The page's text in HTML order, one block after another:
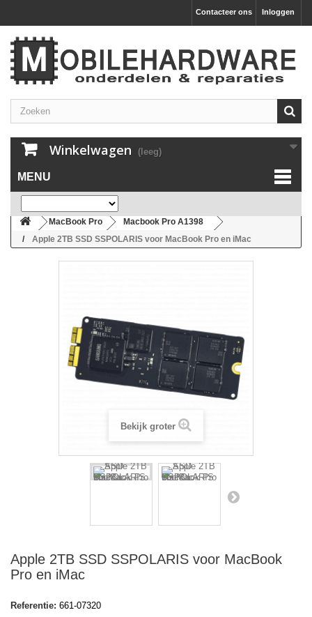
Inloggen
Contacteer ons
Winkelwagen (leeg)
MENU
MacBook Pro
Macbook Pro A1398
Apple 2TB SSD SSPOLARIS voor MacBook Pro en iMac
Bekijk groter
Apple 2TB SSD SSPOLARIS voor MacBook
Pro en iMac
Referentie: 661-07320